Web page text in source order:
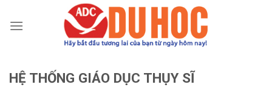
đến
HỆ THỐNG GIÁO DỤC THỤY SĨ